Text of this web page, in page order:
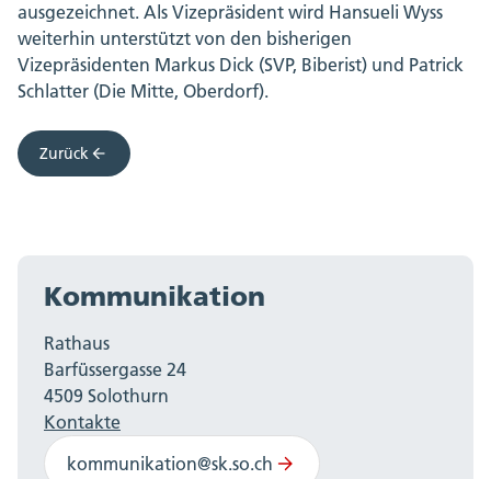
ausgezeichnet. Als Vizepräsident wird Hansueli Wyss
weiterhin unterstützt von den bisherigen
Vizepräsidenten Markus Dick (SVP, Biberist) und Patrick
Schlatter (Die Mitte, Oberdorf).
Zurück
Kommunikation
Rathaus
Barfüssergasse 24
4509 Solothurn
Kontakte
kommunikation@sk.so.ch